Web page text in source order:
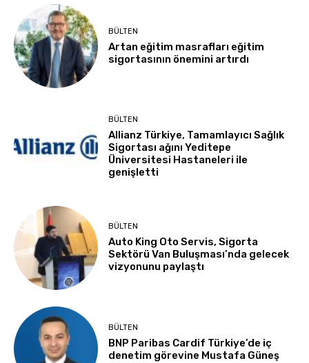
BÜLTEN
Artan eğitim masrafları eğitim
sigortasının önemini artırdı
BÜLTEN
Allianz Türkiye, Tamamlayıcı Sağlık
Sigortası ağını Yeditepe
Üniversitesi Hastaneleri ile
genişletti
BÜLTEN
Auto King Oto Servis, Sigorta
Sektörü Van Buluşması’nda gelecek
vizyonunu paylaştı
BÜLTEN
BNP Paribas Cardif Türkiye’de iç
denetim görevine Mustafa Güneş